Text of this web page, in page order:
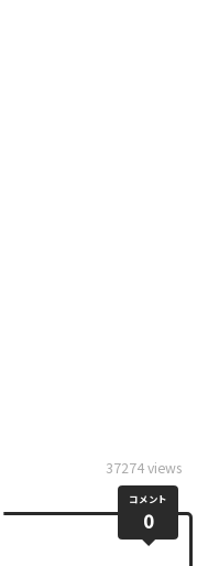
37274 views
コメント
0